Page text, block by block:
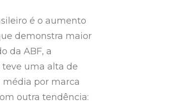
é o aumento
demonstra maior
da ABF, a
teve uma alta de
média por marca
outra tendência: